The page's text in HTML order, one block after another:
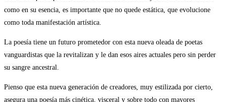
como en su esencia, es importante que no quede estática, que evolucione
como toda manifestación artística.
La poesía tiene un futuro prometedor con esta nueva oleada de poetas
vanguardistas que la revitalizan y le dan esos aires actuales pero sin perder
su sangre ancestral.
Pienso que esta nueva generación de creadores, muy estilizada por cierto,
asegura una poesía más cinética, visceral y sobre todo con mayores